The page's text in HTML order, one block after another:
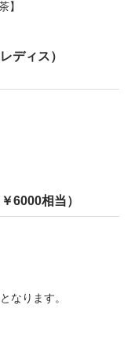
】
ディス）
6000相当）
なります。